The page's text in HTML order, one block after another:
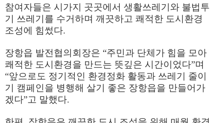
참여자들은 시가지 곳곳에서 생활쓰레기와 불법투
기 쓰레기를 수거하며 깨끗하고 쾌적한 도시환경
조성에 힘썼다.
장항읍 발전협의회장은 “주민과 단체가 힘을 모아
쾌적한 도시환경을 만드는 뜻깊은 시간이었다”며
“앞으로도 정기적인 환경정화 활동과 쓰레기 줄이
기 캠페인을 병행해 살기 좋은 장항읍을 만들어가
겠다”고 말했다.